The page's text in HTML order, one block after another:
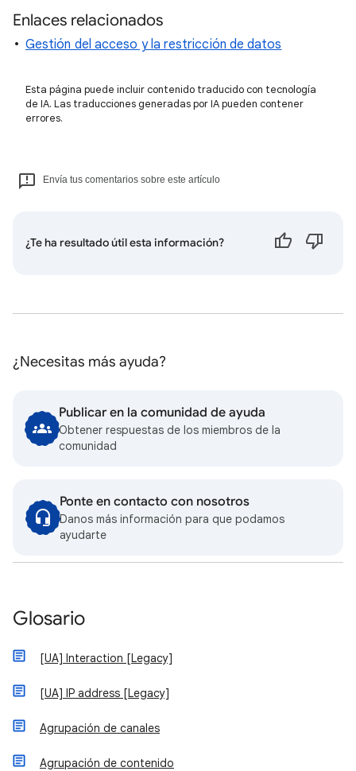
Enlaces relacionados
Gestión del acceso y la restricción de datos
Esta página puede incluir contenido traducido con tecnología
de IA. Las traducciones generadas por IA pueden contener
errores.
Envía tus comentarios sobre este artículo
¿Te ha resultado útil esta información?
¿Necesitas más ayuda?
Publicar en la comunidad de ayuda
Obtener respuestas de los miembros de la
comunidad
Ponte en contacto con nosotros
Danos más información para que podamos
ayudarte
Glosario
[UA] Interaction [Legacy]
[UA] IP address [Legacy]
Agrupación de canales
Agrupación de contenido